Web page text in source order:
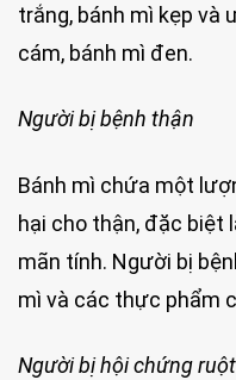
trắng, bánh mì kẹp và
cám, bánh mì đen.
Người bị bệnh thận
Bánh mì chứa một
hại cho thận, đặc biệt
mãn tính. Người bị
mì và các thực phẩm
Người bị hội chứng